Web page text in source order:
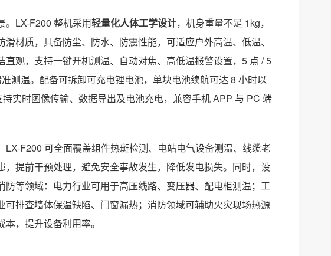
。LX-F200 整机采用轻量化人体工学设计，机身重量不足 1kg，
材质，具备防尘、防水、防震性能，可适应户外高温、低温、
观，支持一键开机测温、自动对焦、高低温报警设置，5 点 / 5
测温。配备可拆卸可充电锂电池，单块电池续航可达 8 小时以
实时图像传输、数据导出及电池充电，兼容手机 APP 与 PC 端
F200 可全面覆盖组件热斑检测、电站电气设备测温、线缆老
提前干预处理，避免安全事故发生，降低发电损失。同时，设
等领域：电力行业可用于高压线路、变压器、配电柜测温；工
排查墙体保温缺陷、门窗漏热；消防领域可辅助火灾现场热源
，提升设备利用率。